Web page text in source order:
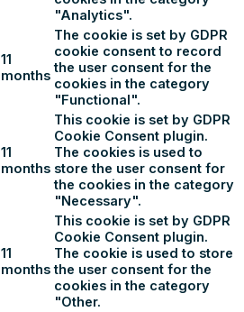
"Analytics".
11
months
The cookie is set by GDPR
cookie consent to record
the user consent for the
cookies in the category
"Functional".
11
months
This cookie is set by GDPR
Cookie Consent plugin.
The cookies is used to
store the user consent for
the cookies in the category
"Necessary".
11
months
This cookie is set by GDPR
Cookie Consent plugin.
The cookie is used to store
the user consent for the
cookies in the category
"Other.